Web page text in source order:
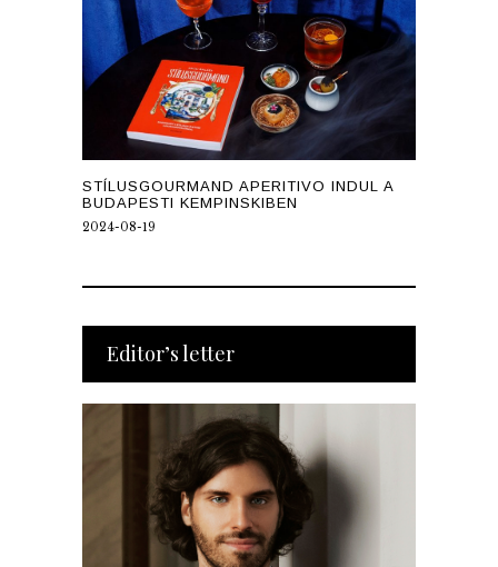
STÍLUSGOURMAND APERITIVO INDUL A
BUDAPESTI KEMPINSKIBEN
2024-08-19
Editor’s letter